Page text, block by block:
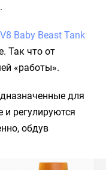
Baby Beast Tank
Так что от
«работы».
для
и регулируются
обдув